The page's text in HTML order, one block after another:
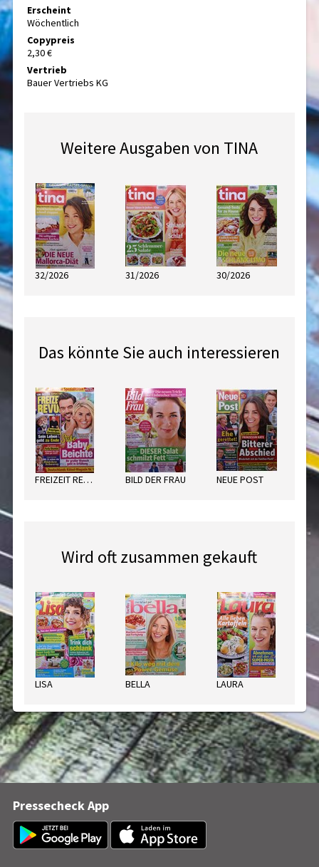
Erscheint
Wöchentlich
Copypreis
2,30 €
Vertrieb
Bauer Vertriebs KG
Weitere Ausgaben von TINA
32/2026 31/2026 30/2026
Das könnte Sie auch interessieren
FREIZEIT REVUE BILD DER FRAU NEUE POST
Wird oft zusammen gekauft
LISA BELLA LAURA
Pressecheck App